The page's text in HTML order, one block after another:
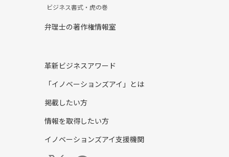
ビジネス書式・虎の巻
弁理士の著作権情報室
革新ビジネスアワード
「イノベーションズアイ」とは
掲載したい方
情報を取得したい方
イノベーションズアイ支援機関